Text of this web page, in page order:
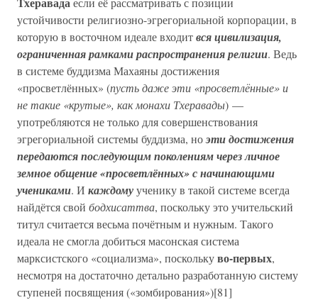
устойчивости религиозно-эгрегориальной корпорации, в
которую в восточном идеале входитвся цивилизация,
ограниченная рамками распространения религии. Ведь
в системе буддизма Махаяны достижения
«просветлённых» (пусть даже эти «просветлённые» и
не такие «крутые», как монахи Тхеравады) —
употребляются не только для совершенствования
эгрегориальной системы буддизма, ноэти достижения
передаются последующим поколениям через личное
земное общение «просветлённых» с начинающими
учениками. И каждомуученику в такой системе всегда
найдётся свой бодхисаттва, поскольку это учительский
титул считается весьма почётным и нужным. Такого
идеала не смогла добиться масонская система
марксистского «социализма», посколькуво-первых,
несмотря на достаточно детально разработанную систему
ступеней посвящения («зомбирования»)[81]